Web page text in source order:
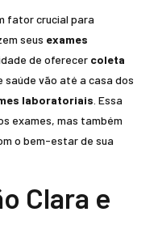
fator crucial para
seus exames
de oferecer coleta
saúde vão até a casa dos
laboratoriais . Essa
exames, mas também
o bem-estar de sua
Clara e